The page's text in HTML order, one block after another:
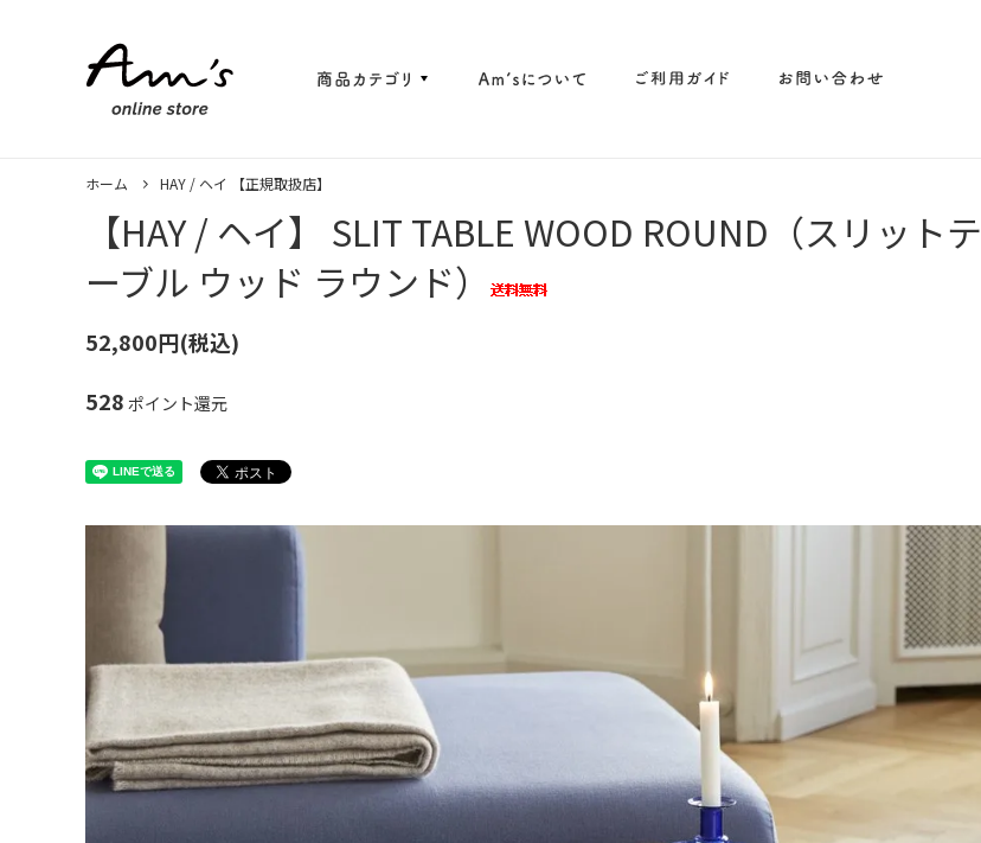
Am'sオリジナル SELECT PICK UP
ホーム HAY / ヘイ 【正規取扱店】
【HAY / ヘイ】 SLIT TABLE WOOD ROUND（スリットテ
ーブル ウッド ラウンド）
52,800円(税込)
528 ポイント還元